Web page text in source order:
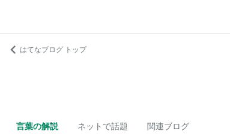
はてなブログ トップ
言葉の解説 ネットで話題 関連ブログ